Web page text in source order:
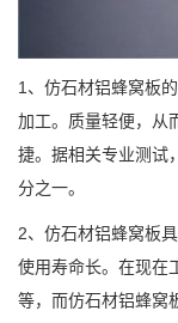
1、仿石材铝蜂窝板
加工。质量轻便，从
捷。据相关专业测试
分之一。
2、仿石材铝蜂窝板
使用寿命长。在现在
等，而仿石材铝蜂窝